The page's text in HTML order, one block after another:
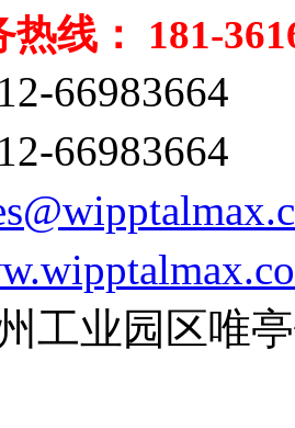
线： 181-
66983664
66983664
工业园区唯